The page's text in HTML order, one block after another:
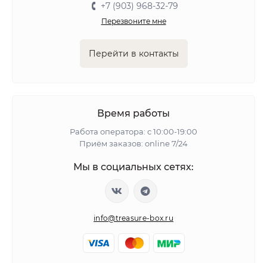
+7 (903) 968-32-79
Перезвоните мне
Перейти в контакты
Время работы
Работа оператора: с 10:00-19:00
Приём заказов: online 7/24
Мы в социальных сетях:
info@treasure-box.ru